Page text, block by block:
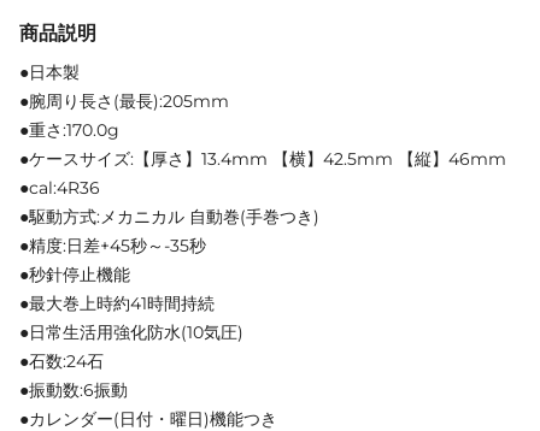
商品説明
●日本製
●腕周り長さ(最長):205mm
●重さ:170.0g
●ケースサイズ:【厚さ】13.4mm 【横】42.5mm 【縦】46mm
●cal:4R36
●駆動方式:メカニカル 自動巻(手巻つき)
●精度:日差+45秒～-35秒
●秒針停止機能
●最大巻上時約41時間持続
●日常生活用強化防水(10気圧)
●石数:24石
●振動数:6振動
●カレンダー(日付・曜日)機能つき